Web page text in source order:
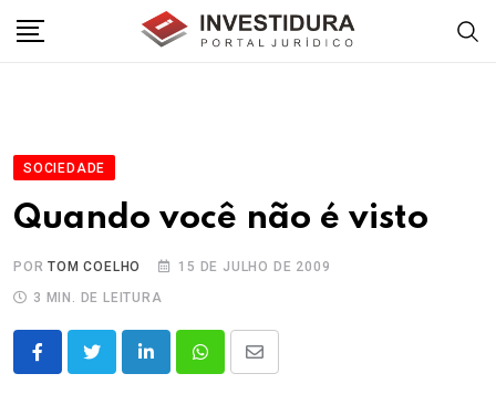
SOCIEDADE
Quando você não é visto
PORTOM COELHO
15 DE JULHO DE 2009
3 MIN. DE LEITURA
LinkedInWhatsappShare